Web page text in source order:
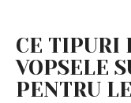
CE TIPURI
VOPSELE
PENTRU